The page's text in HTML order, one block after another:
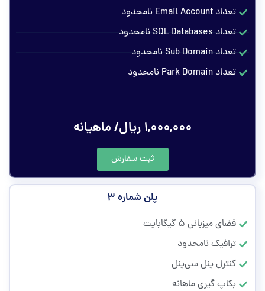
تعداد Email Account نامحدود
تعداد SQL Databases نامحدود
تعداد Sub Domain نامحدود
تعداد Park Domain نامحدود
۱,۰۰۰,۰۰۰ ریال/ ماهیانه
ثبت سفارش
پلن شماره ۳
فضای میزبانی ۵ گیگابایت
ترافیک نامحدود
کنترل پنل سی‌پنل
بکاپ گیری ماهانه